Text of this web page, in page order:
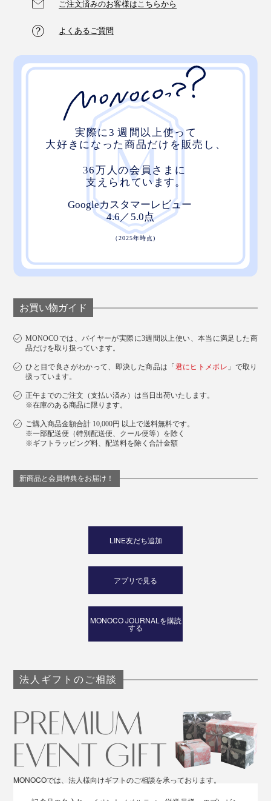
12Pボックス）
最後まで、丁寧に仕込まれた『京玄米茶 上ル入ル』の
茶と向き合う姿勢も、心に染み入る味わいです。
ご注文済みのお客様はこちらから
よくあるご質問
お買い物ガイド
MONOCOでは、バイヤーが実際に3週間以上使い、本当に満足した商
品だけを取り扱っています。
ひと目で良さがわかって、即決した商品は「君にヒトメボレ 」で取り
扱っています。
正午までのご注文（支払い済み）は当日出荷いたします。
※在庫のある商品に限ります。
ご購入商品金額合計 10,000円 以上で送料無料です。
※一部配送便（特別配送便、クール便等）を除く
※ギフトラッピング料、配送料を除く合計金額
新商品と会員特典をお届け！
LINE友だち追加
アプリで見る
MONOCO JOURNALを購読
する
法人ギフトのご相談
MONOCOでは、法人様向けギフトのご相談を承っております。